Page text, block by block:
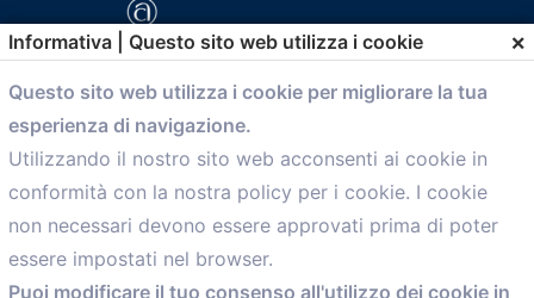
comunicazione@confartigianato.bo.it
Menù
Home
Informativa | Questo sito web utilizza i cookie ×
Questo sito web utilizza i cookie per migliorare la tua
esperienza di navigazione.
Utilizzando il nostro sito web acconsenti ai cookie in
conformità con la nostra policy per i cookie. I cookie
non necessari devono essere approvati prima di poter
essere impostati nel browser.
Puoi modificare il tuo consenso all'utilizzo dei cookie in